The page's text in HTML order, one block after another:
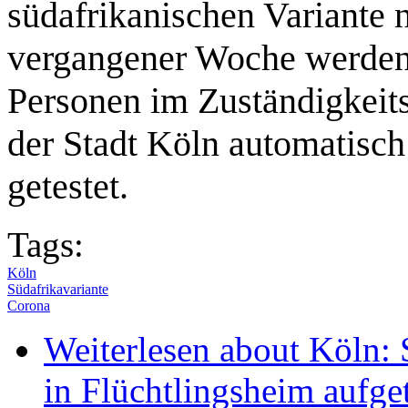
südafrikanischen Variante
vergangener Woche
Personen im
der Stadt Köln
getestet.
Tags:
Köln
Südafrikavariante
Corona
Weiterlesen about Köln:
in Flüchtlingsheim